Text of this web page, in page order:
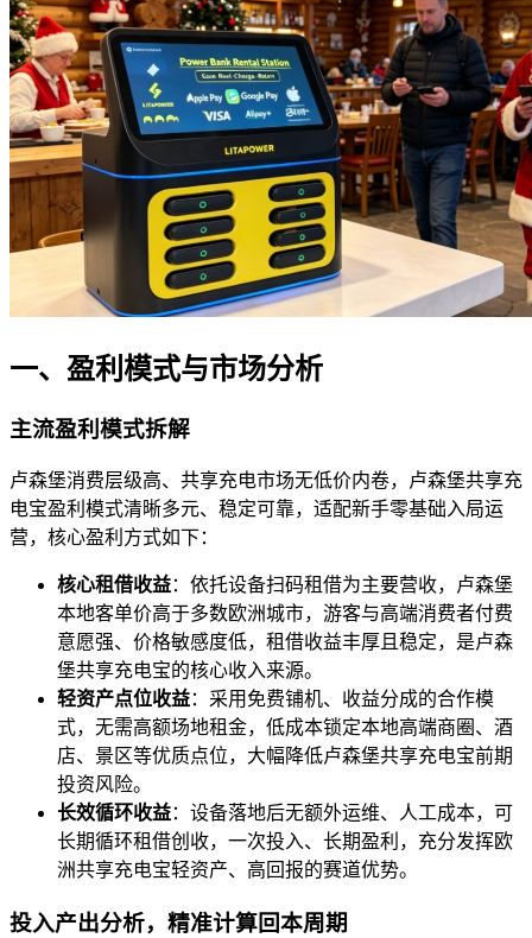
一、盈利模式与市场分析
主流盈利模式拆解
卢森堡消费层级高、共享充电市场无低价内卷，卢森堡共享充
电宝盈利模式清晰多元、稳定可靠，适配新手零基础入局运
营，核心盈利方式如下：
核心租借收益：依托设备扫码租借为主要营收，卢森堡
本地客单价高于多数欧洲城市，游客与高端消费者付费
意愿强、价格敏感度低，租借收益丰厚且稳定，是卢森
堡共享充电宝的核心收入来源。
轻资产点位收益：采用免费铺机、收益分成的合作模
式，无需高额场地租金，低成本锁定本地高端商圈、酒
店、景区等优质点位，大幅降低卢森堡共享充电宝前期
投资风险。
长效循环收益：设备落地后无额外运维、人工成本，可
长期循环租借创收，一次投入、长期盈利，充分发挥欧
洲共享充电宝轻资产、高回报的赛道优势。
投入产出分析，精准计算回本周期